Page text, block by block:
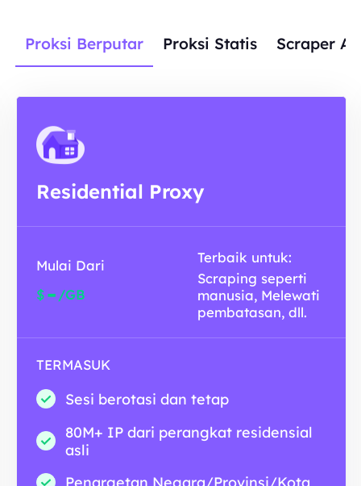
Proksi Berputar Proksi Statis Scraper
Residential Proxy
Mulai Dari
$-/GB
Terbaik untuk:
Scraping seperti
manusia, Melewati
pembatasan, dll.
TERMASUK
Sesi berotasi dan tetap
80M+ IP dari perangkat residensial
asli
Penargetan Negara/Provinsi/Kota